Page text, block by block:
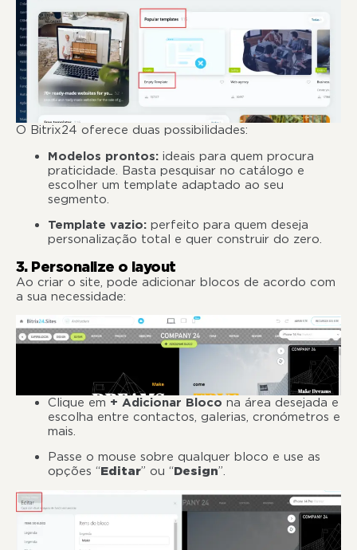
O Bitrix24 oferece duas possibilidades:
Modelos prontos: ideais para quem procura
praticidade. Basta pesquisar no catálogo e
escolher um template adaptado ao seu
segmento.
Template vazio: perfeito para quem deseja
personalização total e quer construir do zero.
3. Personalize o layout
Ao criar o site, pode adicionar blocos de acordo com
a sua necessidade:
Clique em + Adicionar Bloco na área desejada e
escolha entre contactos, galerias, cronómetros e
mais.
Passe o mouse sobre qualquer bloco e use as
opções “Editar” ou “Design”.